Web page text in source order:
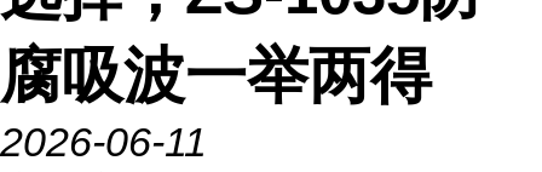
腐吸波一举两得
2026-06-11